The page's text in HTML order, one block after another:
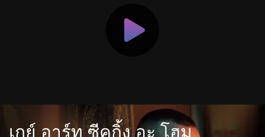
เกย์ อาร์ท ซีคกิ้ง อะ โฮม